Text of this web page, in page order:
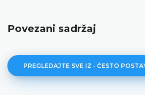
Povezani sadržaj
PREGLEDAJTE SVE IZ - ČESTO